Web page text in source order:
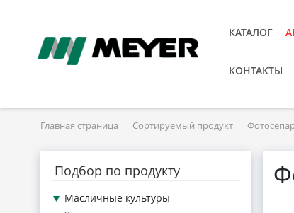
КАТАЛОГ
КОНТАКТЫ
Главная страница Сортируемый продукт
Подбор по продукту
Масличные культуры